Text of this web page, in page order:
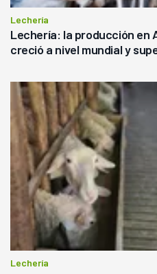
Lechería
Lechería: la producción en
creció a nivel mundial y
Lechería